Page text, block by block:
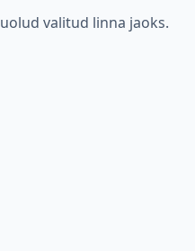
valitud linna jaoks.